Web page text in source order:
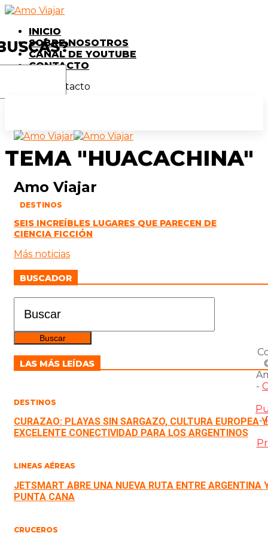
INICIO
SOBRE NOSOTROS
CANAL DE YOUTUBE
CONTACTO
Redes & Contacto
Amo Viajar
TEMA "HUACACHINA"
DESTINOS
SEIS INCREÍBLES LUGARES QUE PARECEN DE
CIENCIA FICCIÓN
Más noticias
BUSCADOR
LAS MÁS LEÍDAS
DESTINOS
CURAZAO: PLAYAS SIN SARGAZO, CULTURA EUROPEA Y
EXCELENTE CONECTIVIDAD PARA LOS ARGENTINOS
LINEAS AÉREAS
JETSMART ABRE UNA NUEVA RUTA ENTRE ARGENTINA
PUNTA CANA
CRUCEROS
-
-